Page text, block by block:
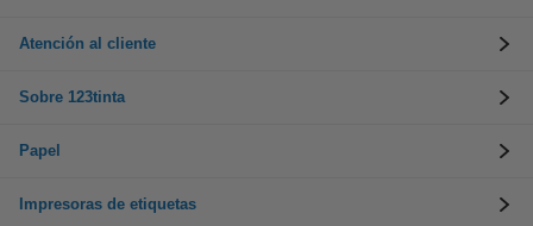
Atención al cliente
Sobre 123tinta
Papel
Impresoras de etiquetas